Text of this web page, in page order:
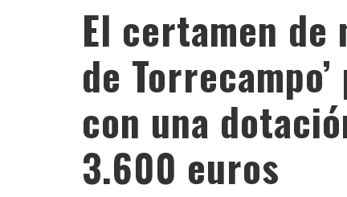
El certamen
de
con una
3.600 euros